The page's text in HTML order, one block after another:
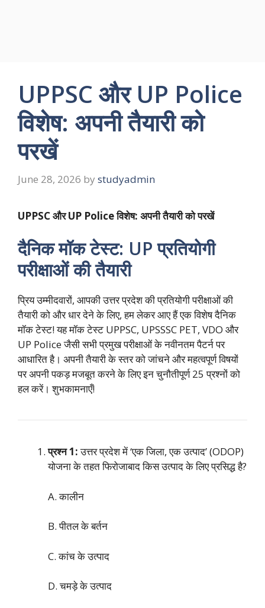
UPPSC और UP Police
विशेष: अपनी तैयारी को
परखें
June 28, 2026 by studyadmin
UPPSC और UP Police विशेष: अपनी तैयारी को परखें
दैनिक मॉक टेस्ट: UP प्रतियोगी
परीक्षाओं की तैयारी
प्रिय उम्मीदवारों, आपकी उत्तर प्रदेश की प्रतियोगी परीक्षाओं की
तैयारी को और धार देने के लिए, हम लेकर आए हैं एक विशेष दैनिक
मॉक टेस्ट! यह मॉक टेस्ट UPPSC, UPSSSC PET, VDO और
UP Police जैसी सभी प्रमुख परीक्षाओं के नवीनतम पैटर्न पर
आधारित है। अपनी तैयारी के स्तर को जांचने और महत्वपूर्ण विषयों
पर अपनी पकड़ मजबूत करने के लिए इन चुनौतीपूर्ण 25 प्रश्नों को
हल करें। शुभकामनाएँ!
प्रश्न 1:उत्तर प्रदेश में ‘एक जिला, एक उत्पाद’ (ODOP)
योजना के तहत फिरोजाबाद किस उत्पाद के लिए प्रसिद्ध है?
A. कालीन
B. पीतल के बर्तन
C. कांच के उत्पाद
D. चमड़े के उत्पाद